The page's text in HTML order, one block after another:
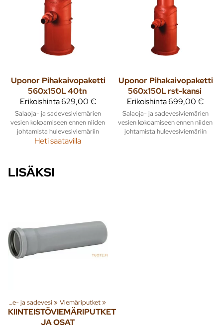
Uponor Pihakaivopaketti
560x150L 40tn
Erikoishinta629,00 €
Salaoja- ja sadevesiviemärien
vesien kokoamiseen ennen niiden
johtamista hulevesiviemäriin
Heti saatavilla
Uponor Pihakaivopaketti
560x150L rst-kansi
Erikoishinta699,00 €
Salaoja- ja sadevesiviemärien
vesien kokoamiseen ennen niiden
johtamista hulevesiviemäriin
LISÄKSI
Jäte- ja sadevesi ‪» Viemäriputket‪»
KIINTEISTÖVIEMÄRIPUTKET
JA OSAT